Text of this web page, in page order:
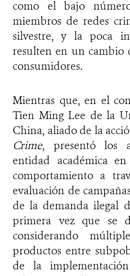
como el bajo
miembros de redes
silvestre, y la poca
resulten en un cambio
consumidores.
Mientras que, en el
Tien Ming Lee de la
China, aliado de la
Crime, presentó los
entidad académica
comportamiento a
evaluación de
de la demanda ilegal
primera vez que se
considerando
productos entre
de la